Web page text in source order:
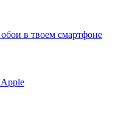
в твоем смартфоне